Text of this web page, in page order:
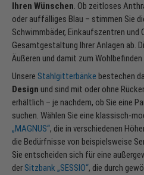
Ihren Wünschen. Ob zeitloses
oder auffälliges Blau – stimmen Sie
Schwimmbäder, Einkaufszentren und
Gesamtgestaltung Ihrer Anlagen ab.
Äußeren und damit zum Wohlbefinden
Unsere Stahlgitterbänke bestechen
Design und sind mit oder ohne
erhältlich – je nachdem, ob Sie eine
suchen. Wählen Sie eine klassisch-
„MAGNUS“, die in verschiedenen
die Bedürfnisse von beispielsweise
Sie entscheiden sich für eine
der Sitzbank „SESSIO“, die durch